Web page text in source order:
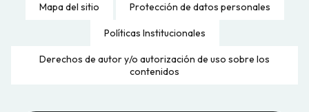
Mapa del sitio Protección de datos personales
Políticas Institucionales
Derechos de autor y/o autorización de uso sobre los
contenidos